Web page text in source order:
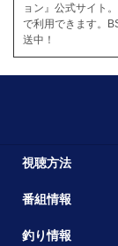
ョン』公式サイト
で利用できます。
送中！
視聴方法
番組情報
釣り情報